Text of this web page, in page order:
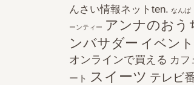
んさい情報ネットten. なんば
ーンティー アンナのおう
ンバサダー イベント
オンラインで買える カフ
ート
スイーツ テレビ